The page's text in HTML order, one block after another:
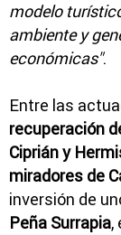
modelo
ambiente y
económicas".
Entre las
recuperación
Ciprián y
miradores de
inversión de
Peña Surrapia,